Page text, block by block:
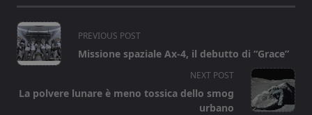
<span
class="nav-
subtitle
reader-
PREVIOUS POST
Missione spaziale Ax-4, il debutto di “Grace”
NEXT POST
La polvere lunare è meno tossica dello smog
urbano